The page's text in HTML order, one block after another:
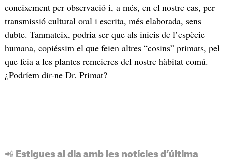
coneixement per observació i, a més, en el nostre cas, per
transmissió cultural oral i escrita, més elaborada, sens
dubte. Tanmateix, podria ser que als inicis de l’espècie
humana, copiéssim el que feien altres “cosins” primats, pel
que feia a les plantes remeieres del nostre hàbitat comú.
¿Podríem dir-ne Dr. Primat?
📲 Estigues al dia amb les notícies d’última